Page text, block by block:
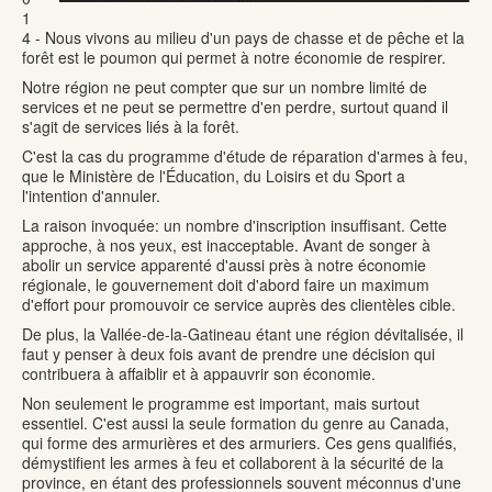
1
4 - Nous vivons au milieu d'un pays de chasse et de pêche et la
forêt est le poumon qui permet à notre économie de respirer.
Notre région ne peut compter que sur un nombre limité de
services et ne peut se permettre d'en perdre, surtout quand il
s'agit de services liés à la forêt.
C'est la cas du programme d'étude de réparation d'armes à feu,
que le Ministère de l'Éducation, du Loisirs et du Sport a
l'intention d'annuler.
La raison invoquée: un nombre d'inscription insuffisant. Cette
approche, à nos yeux, est inacceptable. Avant de songer à
abolir un service apparenté d'aussi près à notre économie
régionale, le gouvernement doit d'abord faire un maximum
d'effort pour promouvoir ce service auprès des clientèles cible.
De plus, la Vallée-de-la-Gatineau étant une région dévitalisée, il
faut y penser à deux fois avant de prendre une décision qui
contribuera à affaiblir et à appauvrir son économie.
Non seulement le programme est important, mais surtout
essentiel. C'est aussi la seule formation du genre au Canada,
qui forme des armurières et des armuriers. Ces gens qualifiés,
démystifient les armes à feu et collaborent à la sécurité de la
province, en étant des professionnels souvent méconnus d'une